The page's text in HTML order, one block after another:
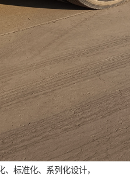
标准化、系列化设计，